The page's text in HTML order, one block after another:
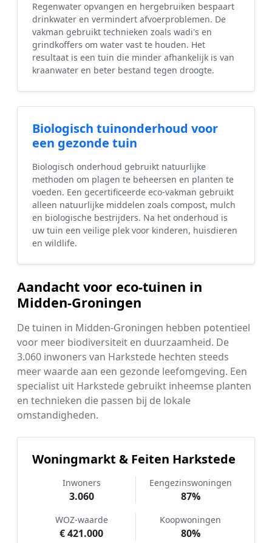
Regenwater opvangen en hergebruiken bespaart
drinkwater en vermindert afvoerproblemen. De
vakman gebruikt technieken zoals wadi's en
grindkoffers om water vast te houden. Het
resultaat is een tuin die minder afhankelijk is van
kraanwater en beter bestand tegen droogte.
Biologisch tuinonderhoud voor
een gezonde tuin
Biologisch onderhoud gebruikt natuurlijke
methoden om plagen te beheersen en planten te
voeden. Een gecertificeerde eco-vakman gebruikt
alleen natuurlijke middelen zoals compost, mulch
en biologische bestrijders. Na het onderhoud is
uw tuin een veilige plek voor kinderen, huisdieren
en wildlife.
Aandacht voor eco-tuinen in
Midden-Groningen
De tuinen in Midden-Groningen hebben potentieel
voor meer biodiversiteit en duurzaamheid. De
3.060 inwoners van Harkstede hechten steeds
meer waarde aan een gezonde leefomgeving. Een
specialist uit Harkstede gebruikt inheemse planten
en technieken die passen bij de lokale
omstandigheden.
Woningmarkt & Feiten Harkstede
Inwoners
3.060
Eengezinswoningen
87%
WOZ-waarde
€ 421.000
Koopwoningen
80%